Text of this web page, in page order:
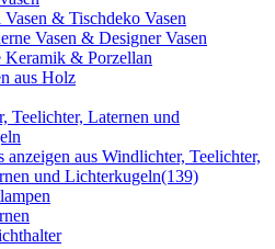
& Tischdeko Vasen
Vasen & Designer Vasen
Keramik & Porzellan
aus Holz
Teelichter, Laternen und
anzeigen aus Windlichter, Teelichter,
und Lichterkugeln(139)